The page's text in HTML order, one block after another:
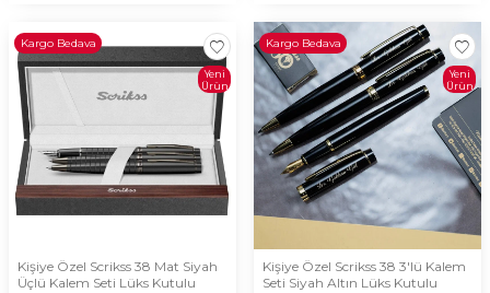
Kargo Bedava
Yeni
Ürün
Kişiye Özel Scrikss 38 Mat Siyah
Üçlü Kalem Seti Lüks Kutulu
Kargo Bedava
Yeni
Ürün
Kişiye Özel Scrikss 38 3'lü Kalem
Seti Siyah Altın Lüks Kutulu